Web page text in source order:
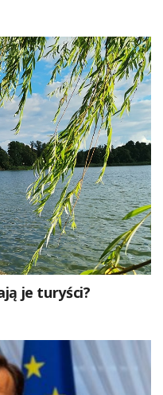
je turyści?